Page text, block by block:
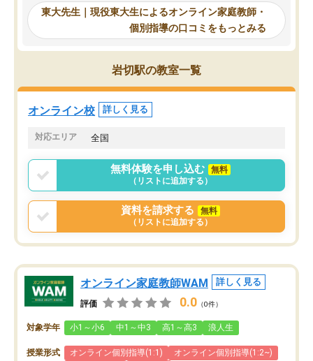
れるので、親としても安心です。毎日
使える自習室とかもあり、わからない
ところがあれば先生が回答してくれる
のも重宝しています。
自習室が毎日使えていつ
るのが心強かったよう
謝です。
東大先生｜現役東大生によるオンライン家庭教師・
個別指導の口コミをもっとみる
岩切駅の教室一覧
オンライン校 詳しく見る
対応エリア 全国
無料体験を申し込む
無料
（リストに追加する）
資料を請求する
無料
（リストに追加する）
オンライン家庭教師WAM 詳しく見る
評価 0.0 （0件）
対象学年 小1～小6 中1～中3 高1～高3 浪人生
授業形式 オンライン個別指導(1:1)
オンライン個別指導(1:2~)